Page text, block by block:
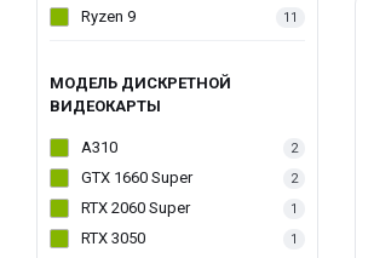
Ryzen 9 11
МОДЕЛЬ ДИСКРЕТНОЙ
ВИДЕОКАРТЫ
A310 2
GTX 1660 Super 2
RTX 2060 Super 1
RTX 3050 1